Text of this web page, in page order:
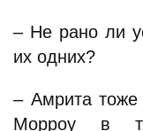
– Не рано ли
их одних?
– Амрита
Морроу в